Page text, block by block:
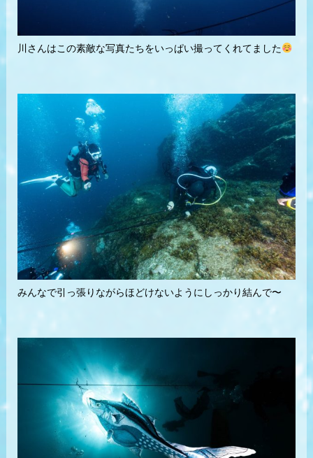
川さんはこの素敵な写真たちをいっぱい撮ってくれてました
みんなで引っ張りながらほどけないようにしっかり結んで〜